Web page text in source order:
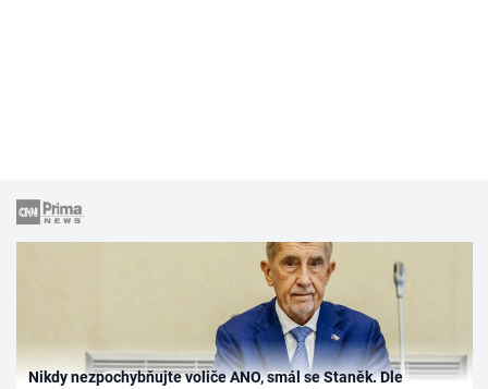
Nikdy nezpochybňujte voliče ANO, smál se Staněk. Dle